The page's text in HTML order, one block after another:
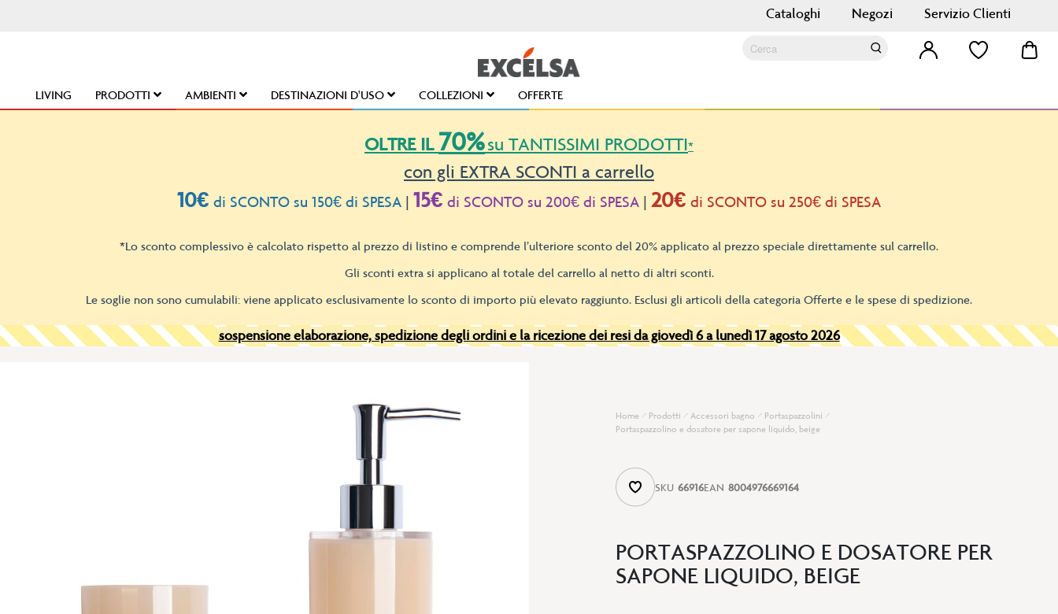
Cataloghi Negozi Servizio Clienti
LIVING PRODOTTI AMBIENTI DESTINAZIONI D'USO COLLEZIONI OFFERTE
OLTRE IL 70%su TANTISSIMI PRODOTTI*
con gli EXTRA SCONTI a carrello
10€ di SCONTO su 150€ di SPESA | 15€ di SCONTO su 200€ di SPESA | 20€ di SCONTO su 250€ di SPESA
*Lo sconto complessivo è calcolato rispetto al prezzo di listino e comprende l’ulteriore sconto del 20% applicato al prezzo speciale direttamente sul carrello.
Gli sconti extra si applicano al totale del carrello al netto di altri sconti.
Le soglie non sono cumulabili: viene applicato esclusivamente lo sconto di importo più elevato raggiunto. Esclusi gli articoli della categoria Offerte e le spese di spedizione.
sospensione elaborazione, spedizione degli ordini e la ricezione dei resi da giovedì 6 a lunedì 17 agosto 2026
PORTASPAZZOLINO E DOSATORE PER
SAPONE LIQUIDO, BEIGE
Home Prodotti Accessori bagno
Portaspazzolini
Portaspazzolino e dosatore per sapone liquido, beige
SKU 66916EAN 8004976669164